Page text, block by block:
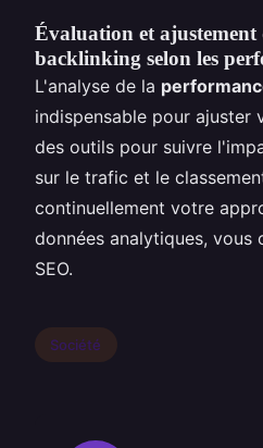
Évaluation et ajustement
backlinking selon les
L'analyse de la
indispensable pour ajuster
des outils pour suivre
sur le trafic et le
continuellement votre
données analytiques,
SEO.
Société